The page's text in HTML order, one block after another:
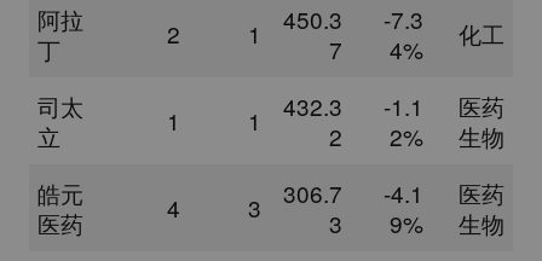
阿拉
丁
2 1
450.3
7
-7.3
4%
化工
司太
立
1 1
432.3
2
-1.1
2%
医药
生物
皓元
医药
4 3
306.7
3
-4.1
9%
医药
生物